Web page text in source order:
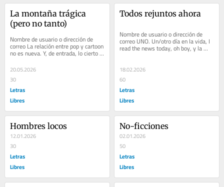
La montaña trágica
(pero no tanto)
Nombre de usuario o dirección de
correo La relación entre pop y cartoon
no es nueva. Y, de entrada, lo cierto
es que muchos de sus primeros...
20.05.2026
30
Letras
Libres
Todos rejuntos ahora
Nombre de usuario o dirección de
correo UNO. Un/otro día en la vida, I
read the news today, oh boy, y la
noticia es que sale a la venta
18.02.2026
60
Letras
Libres
Hombres locos
12.01.2026
30
Letras
Libres
No-ficciones
02.01.2026
50
Letras
Libres